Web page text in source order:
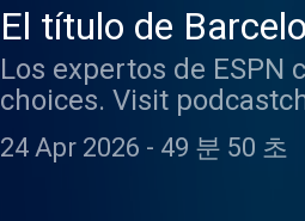
El título de
Los expertos de ESPN
choices. Visit
24 Apr 2026 - 49 분 50 초